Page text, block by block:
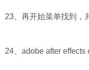
23、再开始菜单找到，
24、adobe after effects